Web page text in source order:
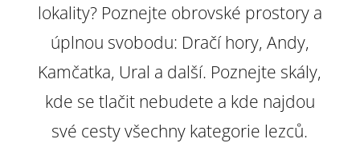
lokality? Poznejte obrovské prostory a
úplnou svobodu: Dračí hory, Andy,
Kamčatka, Ural a další. Poznejte skály,
kde se tlačit nebudete a kde najdou
své cesty všechny kategorie lezců.